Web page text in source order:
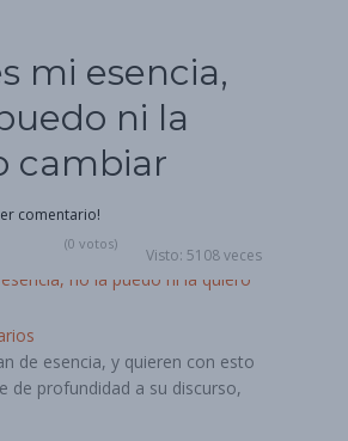
mi esencia,
ni la
cambiar
comentario!
(0 votos)
Visto: 5108 veces
de esencia, y quieren con esto
de profundidad a su discurso,